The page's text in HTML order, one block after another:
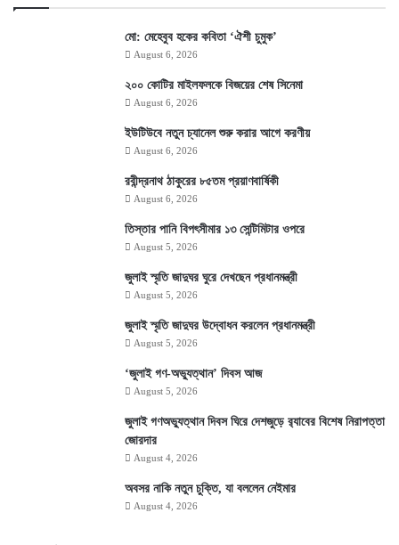
মো: মেহেবুব হকের কবিতা ‘ঐশী চুমুক’
August 6, 2026
২০০ কোটির মাইলফলকে বিজয়ের শেষ সিনেমা
August 6, 2026
ইউটিউবে নতুন চ্যানেল শুরু করার আগে করণীয়
August 6, 2026
রবীন্দ্রনাথ ঠাকুরের ৮৫তম প্রয়াণবার্ষিকী
August 6, 2026
তিস্তার পানি বিপৎসীমার ১৩ সেন্টিমিটার ওপরে
August 5, 2026
জুলাই স্মৃতি জাদুঘর ঘুরে দেখছেন প্রধানমন্ত্রী
August 5, 2026
জুলাই স্মৃতি জাদুঘর উদ্বোধন করলেন প্রধানমন্ত্রী
August 5, 2026
‘জুলাই গণ-অভ্যুত্থান’ দিবস আজ
August 5, 2026
জুলাই গণঅভ্যুত্থান দিবস ঘিরে দেশজুড়ে র‌্যাবের বিশেষ নিরাপত্তা
জোরদার
August 4, 2026
অবসর নাকি নতুন চুক্তি, যা বললেন নেইমার
August 4, 2026